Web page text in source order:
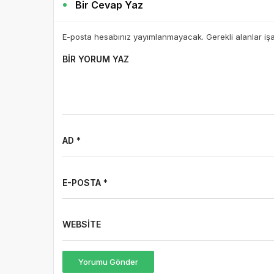
Bir Cevap Yaz
E-posta hesabınız yayımlanmayacak. Gerekli alanlar
BIR YORUM YAZ
AD *
E-POSTA *
WEBSITE
Yorumu Gönder